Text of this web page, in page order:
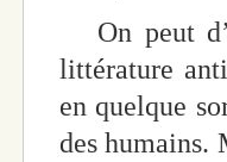
On peut
littérature
en quelque
des humains.